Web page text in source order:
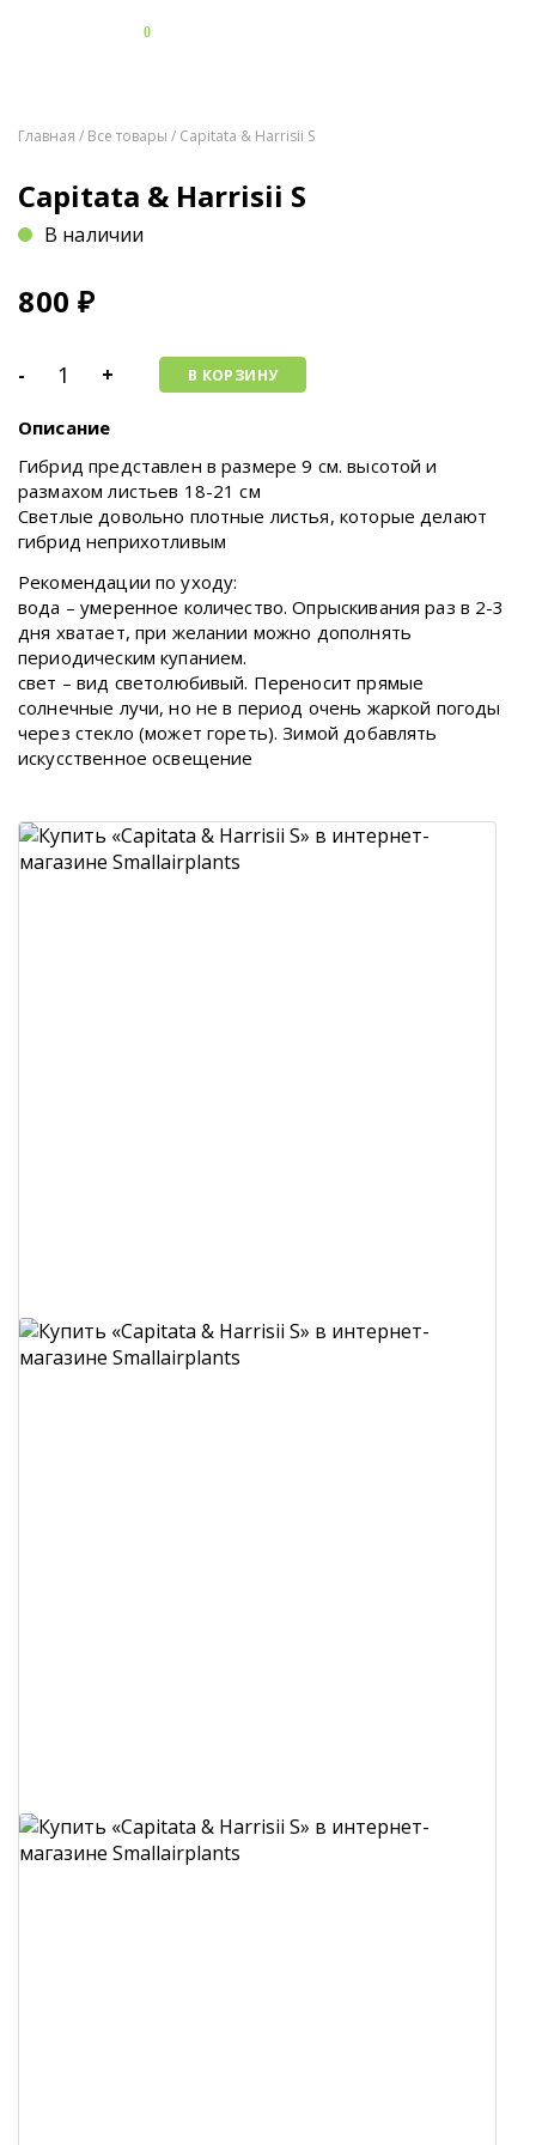
0
Главная / Все товары / Capitata & Harrisii S
Capitata & Harrisii S
В наличии
800₽
- + В КОРЗИНУ
Описание
Гибрид представлен в размере 9 см. высотой и
размахом листьев 18-21 см
Светлые довольно плотные листья, которые делают
гибрид неприхотливым
Рекомендации по уходу:
вода – умеренное количество. Опрыскивания раз в 2-3
дня хватает, при желании можно дополнять
периодическим купанием.
свет – вид светолюбивый. Переносит прямые
солнечные лучи, но не в период очень жаркой погоды
через стекло (может гореть). Зимой добавлять
искусственное освещение